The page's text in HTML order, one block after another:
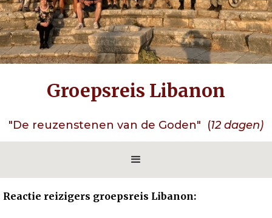
Groepsreis Libanon
"De reuzenstenen van de Goden" (12 dagen)
Reactie reizigers groepsreis Libanon: